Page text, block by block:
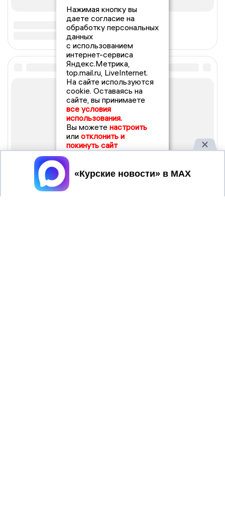
Нажимая кнопку вы
даете согласие на
обработку персональных
данных
с использованием
интернет-сервиса
Яндекс.Метрика,
top.mail.ru, LiveInternet.
На сайте используются
cookie. Оставаясь на
сайте, вы принимаете
все условия
использования.
Вы можете настроить
или отклонить и
покинуть сайт
Принять